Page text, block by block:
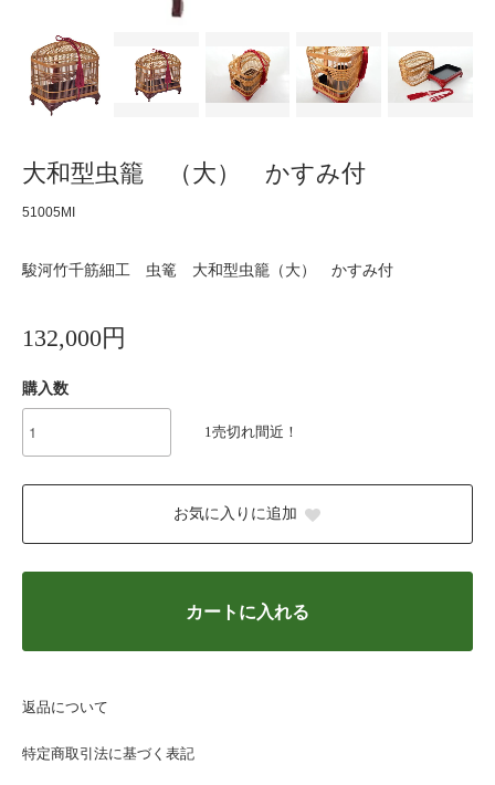
大和型虫籠 （大） かすみ付
51005MI
駿河竹千筋細工 虫篭 大和型虫籠（大） かすみ付
132,000円
購入数
1売切れ間近！
お気に入りに追加
カートに入れる
返品について
特定商取引法に基づく表記